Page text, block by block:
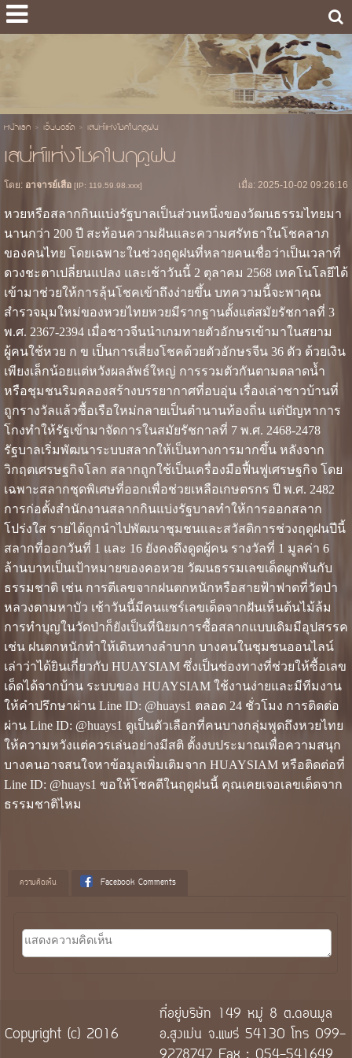
หน้าแรก> เว็บบอร์ด> เสน่ห์แห่งโชคในฤดูฝน
เสน่ห์แห่งโชคในฤดูฝน
โดย:อาจารย์เสือ [IP: 119.59.98.xxx] เมื่อ: 2025-10-02 09:26:16
หวยหรือสลากกินแบ่งรัฐบาลเป็นส่วนหนึ่งของวัฒนธรรมไทยมา
นานกว่า 200 ปี สะท้อนความฝันและความศรัทธาในโชคลาภ
ของคนไทย โดยเฉพาะในช่วงฤดูฝนที่หลายคนเชื่อว่าเป็นเวลาที่
ดวงชะตาเปลี่ยนแปลง และเช้าวันนี้ 2 ตุลาคม 2568 เทคโนโลยีได้
เข้ามาช่วยให้การลุ้นโชคเข้าถึงง่ายขึ้น บทความนี้จะพาคุณ
สำรวจมุมใหม่ของหวยไทยหวยมีรากฐานตั้งแต่สมัยรัชกาลที่ 3
พ.ศ. 2367-2394 เมื่อชาวจีนนำเกมทายตัวอักษรเข้ามาในสยาม
ผู้คนใช้หวย ก ข เป็นการเสี่ยงโชคด้วยตัวอักษรจีน 36 ตัว ด้วยเงิน
เพียงเล็กน้อยแต่หวังผลลัพธ์ใหญ่ การรวมตัวกันตามตลาดน้ำ
หรือชุมชนริมคลองสร้างบรรยากาศที่อบอุ่น เรื่องเล่าชาวบ้านที่
ถูกรางวัลแล้วซื้อเรือใหม่กลายเป็นตำนานท้องถิ่น แต่ปัญหาการ
โกงทำให้รัฐเข้ามาจัดการในสมัยรัชกาลที่ 7 พ.ศ. 2468-2478
รัฐบาลเริ่มพัฒนาระบบสลากให้เป็นทางการมากขึ้น หลังจาก
วิกฤตเศรษฐกิจโลก สลากถูกใช้เป็นเครื่องมือฟื้นฟูเศรษฐกิจ โดย
เฉพาะสลากชุดพิเศษที่ออกเพื่อช่วยเหลือเกษตรกร ปี พ.ศ. 2482
การก่อตั้งสำนักงานสลากกินแบ่งรัฐบาลทำให้การออกสลาก
โปร่งใส รายได้ถูกนำไปพัฒนาชุมชนและสวัสดิการช่วงฤดูฝนปีนี้
สลากที่ออกวันที่ 1 และ 16 ยังคงดึงดูดผู้คน รางวัลที่ 1 มูลค่า 6
ล้านบาทเป็นเป้าหมายของคอหวย วัฒนธรรมเลขเด็ดผูกพันกับ
ธรรมชาติ เช่น การตีเลขจากฝนตกหนักหรือสายฟ้าฟาดที่วัดป่า
หลวงตามหาบัว เช้าวันนี้มีคนแชร์เลขเด็ดจากฝันเห็นต้นไม้ล้ม
การทำบุญในวัดป่าก็ยังเป็นที่นิยมการซื้อสลากแบบเดิมมีอุปสรรค
เช่น ฝนตกหนักทำให้เดินทางลำบาก บางคนในชุมชนออนไลน์
เล่าว่าได้ยินเกี่ยวกับ HUAYSIAM ซึ่งเป็นช่องทางที่ช่วยให้ซื้อเลข
เด็ดได้จากบ้าน ระบบของ HUAYSIAM ใช้งานง่ายและมีทีมงาน
ให้คำปรึกษาผ่าน Line ID: @huays1 ตลอด 24 ชั่วโมง การติดต่อ
ผ่าน Line ID: @huays1 ดูเป็นตัวเลือกที่คนบางกลุ่มพูดถึงหวยไทย
ให้ความหวังแต่ควรเล่นอย่างมีสติ ตั้งงบประมาณเพื่อความสนุก
บางคนอาจสนใจหาข้อมูลเพิ่มเติมจาก HUAYSIAM หรือติดต่อที่
Line ID: @huays1 ขอให้โชคดีในฤดูฝนนี้ คุณเคยเจอเลขเด็ดจาก
ธรรมชาติไหม
ความคิดเห็น Facebook Comments
Copyright (c) 2016
ที่อยู่บริษัท 149 หมู่ 8 ต.ดอนมูล
อ.สูงเม่น จ.แพร่ 54130 โทร 099-